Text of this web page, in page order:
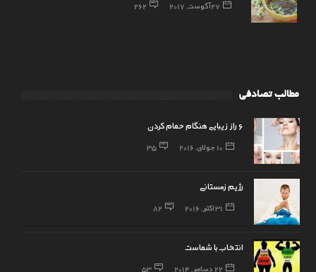
27 آگوست, 2017 262
مطالب تصادفی
۶ راز زیبایی هنگام حمام کردن
10 جولای, 2016 35
رژیم زمستانی
31 اکتبر, 2016 82
انتخاب با شماست
22 دسامبر, 2014 53